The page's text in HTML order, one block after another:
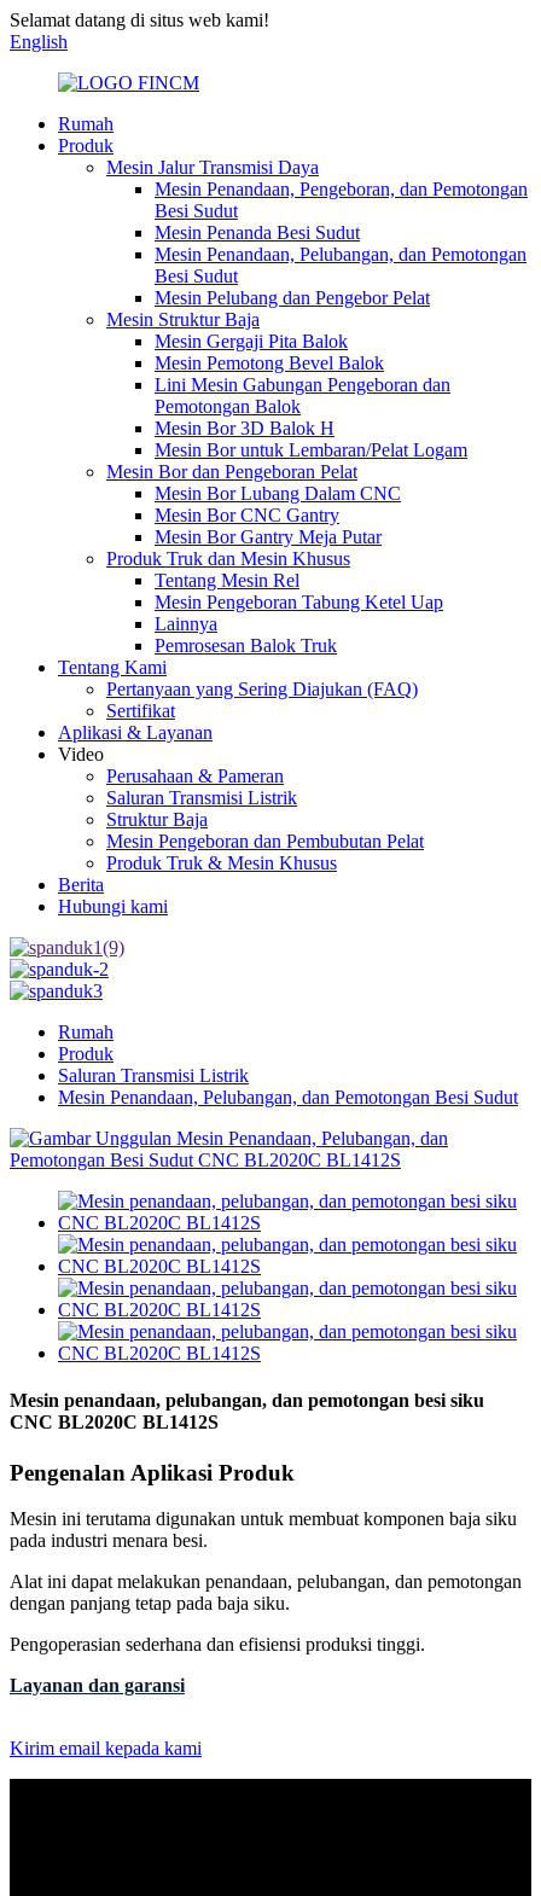
Selamat datang di situs web kami!
English
Rumah
Produk
Mesin Jalur Transmisi Daya
Mesin Penandaan, Pengeboran, dan Pemotongan
Besi Sudut
Mesin Penanda Besi Sudut
Mesin Penandaan, Pelubangan, dan Pemotongan
Besi Sudut
Mesin Pelubang dan Pengebor Pelat
Mesin Struktur Baja
Mesin Gergaji Pita Balok
Mesin Pemotong Bevel Balok
Lini Mesin Gabungan Pengeboran dan
Pemotongan Balok
Mesin Bor 3D Balok H
Mesin Bor untuk Lembaran/Pelat Logam
Mesin Bor dan Pengeboran Pelat
Mesin Bor Lubang Dalam CNC
Mesin Bor CNC Gantry
Mesin Bor Gantry Meja Putar
Produk Truk dan Mesin Khusus
Tentang Mesin Rel
Mesin Pengeboran Tabung Ketel Uap
Lainnya
Pemrosesan Balok Truk
Tentang Kami
Pertanyaan yang Sering Diajukan (FAQ)
Sertifikat
Aplikasi & Layanan
Video
Perusahaan & Pameran
Saluran Transmisi Listrik
Struktur Baja
Mesin Pengeboran dan Pembubutan Pelat
Produk Truk & Mesin Khusus
Berita
Hubungi kami
Rumah
Produk
Saluran Transmisi Listrik
Mesin Penandaan, Pelubangan, dan Pemotongan Besi Sudut
Mesin penandaan, pelubangan, dan pemotongan besi siku
CNC BL2020C BL1412S
Pengenalan Aplikasi Produk
Mesin ini terutama digunakan untuk membuat komponen baja siku
pada industri menara besi.
Alat ini dapat melakukan penandaan, pelubangan, dan pemotongan
dengan panjang tetap pada baja siku.
Pengoperasian sederhana dan efisiensi produksi tinggi.
Layanan dan garansi
Kirim email kepada kami